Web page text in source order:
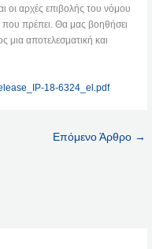
οι αρχές επιβολής του νόμου
που πρέπει. Θα μας βοηθήσει
μια αποτελεσματική και
18-6324_el.pdf
Επόμενο Άρθρο →